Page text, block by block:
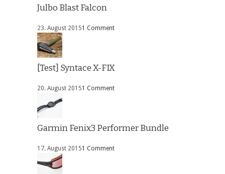
Julbo Blast Falcon
23. August 20151 Comment
[Test] Syntace X-FIX
20. August 20151 Comment
Garmin Fenix3 Performer Bundle
17. August 20151 Comment